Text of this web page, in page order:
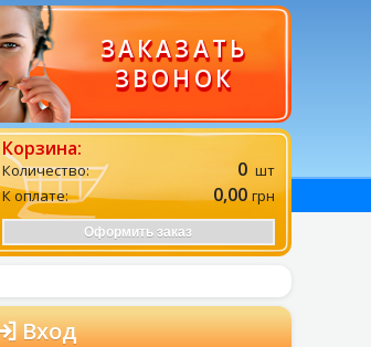
ЗАКАЗАТЬ
ЗВОНОК
Корзина:
Количество: 0 шт
К оплате:
0,00 грн
Оформить заказ
Вход